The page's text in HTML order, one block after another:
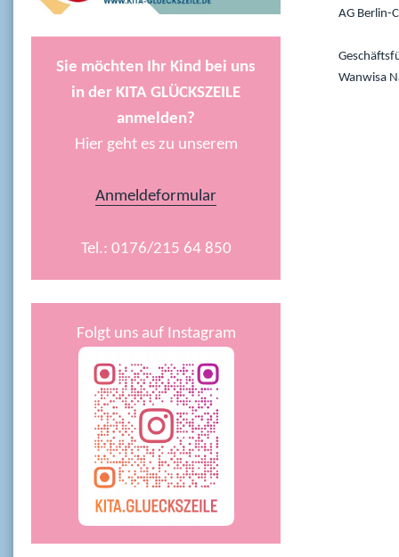
AG Berlin-
Wanwisa
Sie möchten Ihr Kind bei uns
in der KITA GLÜCKSZEILE
anmelden?
Hier geht es zu unserem
Anmeldeformular
Tel.: 0176/215 64 850
Folgt uns auf Instagram